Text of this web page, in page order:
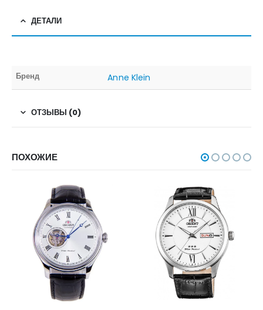
ДЕТАЛИ
Бренд Anne Klein
ОТЗЫВЫ (0)
ПОХОЖИЕ